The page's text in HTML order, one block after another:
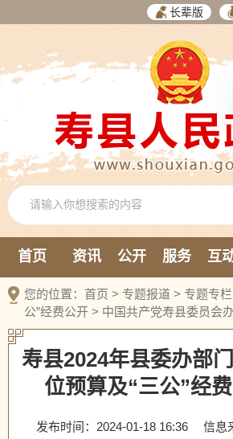
长辈版
首页 资讯 公开 服务 互
新媒体
您的位置： 首页 > 专题报道 > 专题专栏
公”经费公开 > 中国共产党寿县委员会
寿县2024年县委办部
位预算及“三公”经
发布时间：2024-01-18 16:36
信息